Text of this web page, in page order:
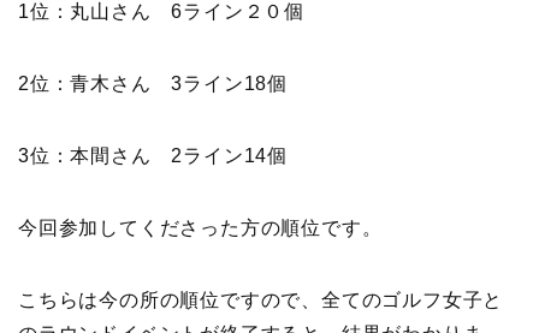
1位：丸山さん 6ライン２０個
2位：青木さん 3ライン18個
3位：本間さん 2ライン14個
今回参加してくださった方の順位です。
こちらは今の所の順位ですので、全てのゴルフ女子と